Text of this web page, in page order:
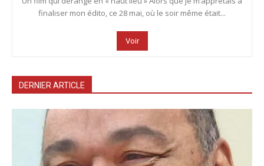
finaliser mon édito, ce 28 mai, où le soir même était...
Voir
DERNIER ARTICLE